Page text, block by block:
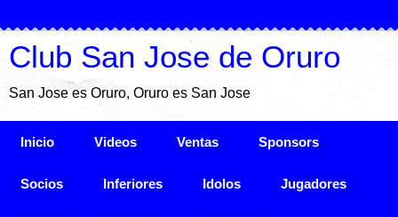
Club San Jose de Oruro
San Jose es Oruro, Oruro es San Jose
Inicio Videos Ventas Sponsors
Socios Inferiores Idolos Jugadores